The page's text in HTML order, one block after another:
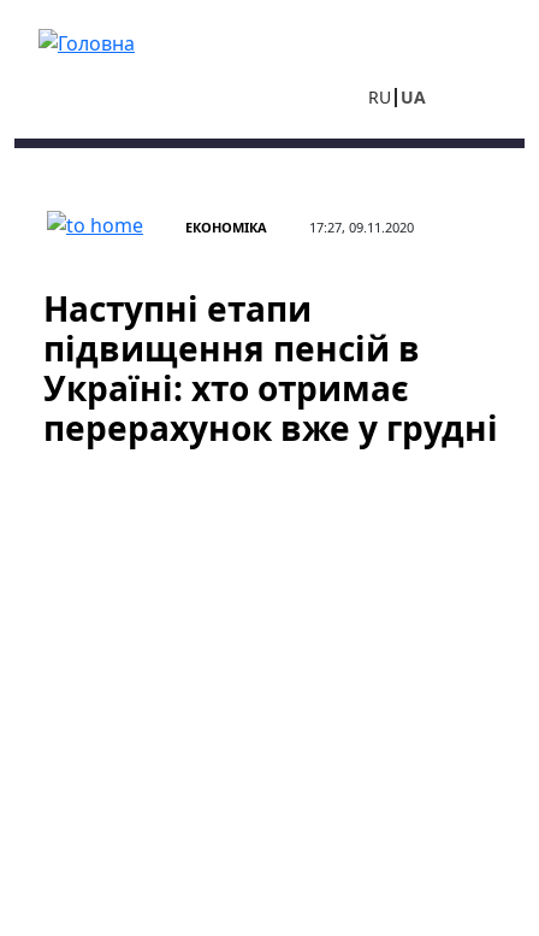
RU UA
ЕКОНОМІКА 17:27, 09.11.2020
Наступні етапи
підвищення пенсій в
Україні: хто отримає
перерахунок вже у грудні